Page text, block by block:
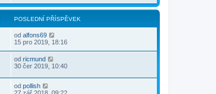
POSLEDNÍ PŘÍSPĚVEK
od alfons69
15 pro 2019, 18:16
od ricmund
30 čer 2019, 10:40
od pollish